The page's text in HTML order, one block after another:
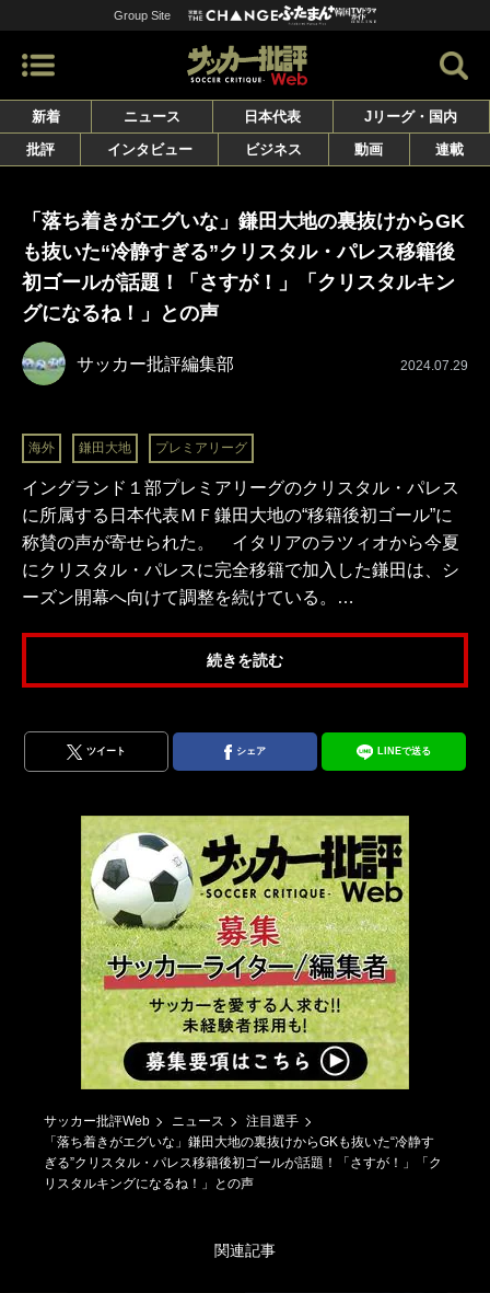
Group Site
新着 ニュース 日本代表
Jリーグ・国内
批評
インタビュー ビジネス 動画 連載
「落ち着きがエグいな」鎌田大地の裏抜けからGK
も抜いた“冷静すぎる”クリスタル・パレス移籍後
初ゴールが話題！「さすが！」「クリスタルキン
グになるね！」との声
サッカー批評編集部 2024.07.29
海外 鎌田大地 プレミアリーグ
イングランド１部プレミアリーグのクリスタル・パレス
に所属する日本代表ＭＦ鎌田大地の“移籍後初ゴール”に
称賛の声が寄せられた。 イタリアのラツィオから今夏
にクリスタル・パレスに完全移籍で加入した鎌田は、シ
ーズン開幕へ向けて調整を続けている。…
続きを読む
ツイート シェア LINEで送る
サッカー批評Web ニュース
注目選手
「落ち着きがエグいな」鎌田大地の裏抜けからGKも抜いた“冷静す
ぎる”クリスタル・パレス移籍後初ゴールが話題！「さすが！」「ク
リスタルキングになるね！」との声
関連記事